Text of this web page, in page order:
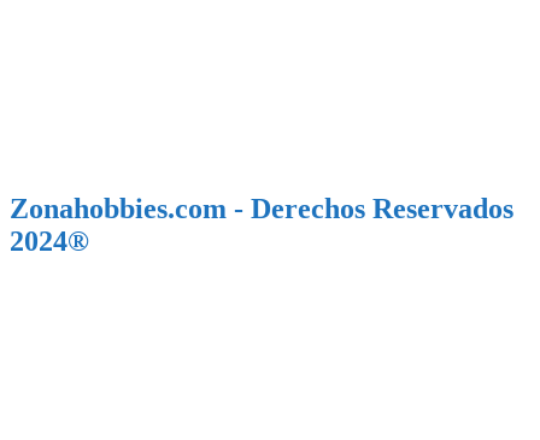
Zonahobbies.com - Derechos Reservados
2024®